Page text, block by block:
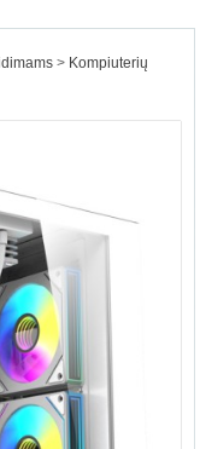
Kompiuterių